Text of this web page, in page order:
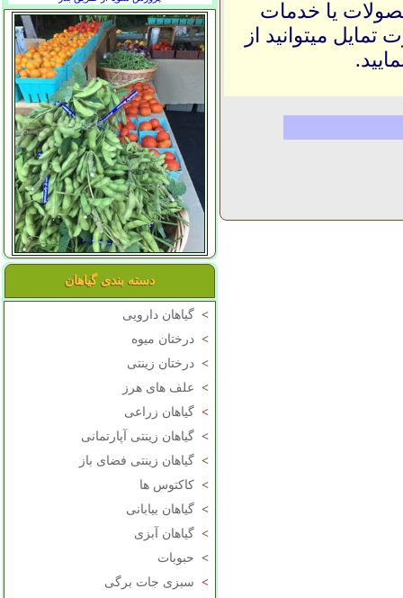
دسته بندی گیاهان
> گیاهان دارویی
> درختان میوه
> درختان زینتی
> علف های هرز
> گیاهان زراعی
> گیاهان زینتی آپارتمانی
> گیاهان زینتی فضای باز
> کاکتوس ها
> گیاهان بیابانی
> گیاهان آبزی
> حبوبات
> سبزی جات برگی
یا خدمات
میتوانید از